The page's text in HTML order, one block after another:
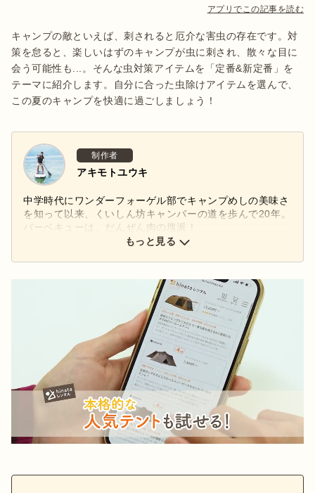
アプリでこの記事を読む
キャンプの敵といえば、刺されると厄介な害虫の存在です。対
策を怠ると、楽しいはずのキャンプが虫に刺され、散々な目に
会う可能性も...。そんな虫対策アイテムを「定番&新定番」を
テーマに紹介します。自分に合った虫除けアイテムを選んで、
この夏のキャンプを快適に過ごしましょう！
制作者
アキモトユウキ
中学時代にワンダーフォーゲル部でキャンプめしの美味さ
を知って以来、くいしん坊キャンパーの道を歩んで20年。
バーベキューは、だんぜん肉の塊派！
もっと見る